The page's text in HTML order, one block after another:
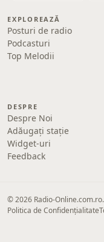
EXPLOREAZĂ
Posturi de radio
Podcasturi
Top Melodii
DESPRE
Despre Noi
Adăugați stație
Widget-uri
Feedback
© 2026 Radio-
Politica de Confidențialitate